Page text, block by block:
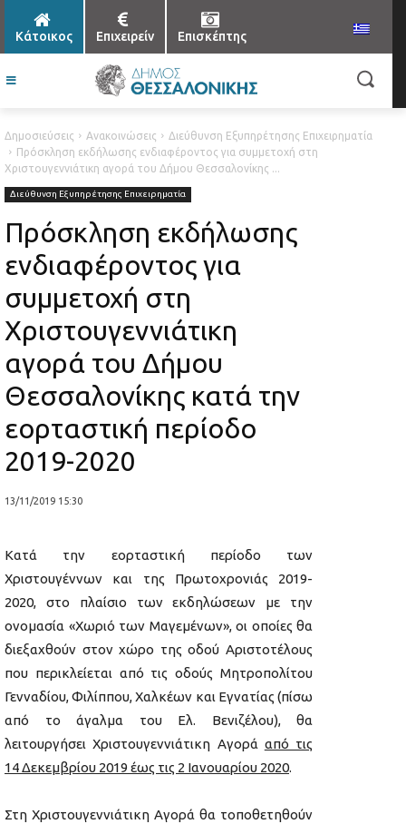
Κάτοικος Επιχειρείν Επισκέπτης
Δημοσιεύσεις Ανακοινώσεις
Διεύθυνση Εξυπηρέτησης Επιχειρηματία
Πρόσκληση εκδήλωσης ενδιαφέροντος για συμμετοχή στη
Χριστουγεννιάτικη αγορά του Δήμου Θεσσαλονίκης ...
Διεύθυνση Εξυπηρέτησης Επιχειρηματία
Πρόσκληση εκδήλωσης
ενδιαφέροντος για
συμμετοχή στη
Χριστουγεννιάτικη
αγορά του Δήμου
Θεσσαλονίκης κατά την
εορταστική περίοδο
2019-2020
13/11/2019 15:30
Κατά την εορταστική περίοδο των
Χριστουγέννων και της Πρωτοχρονιάς 2019-
2020, στο πλαίσιο των εκδηλώσεων με την
ονομασία «Χωριό των Μαγεμένων», οι οποίες θα
διεξαχθούν στον χώρο της οδού Αριστοτέλους
που περικλείεται από τις οδούς Μητροπολίτου
Γενναδίου, Φιλίππου, Χαλκέων και Εγνατίας (πίσω
από το άγαλμα του Ελ. Βενιζέλου), θα
λειτουργήσει Χριστουγεννιάτικη Αγορά από τις
14 Δεκεμβρίου 2019 έως τις 2 Ιανουαρίου 2020.
Στη Χριστουγεννιάτικη Αγορά θα τοποθετηθούν